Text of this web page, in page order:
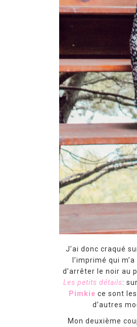
J’ai donc craqué
l’imprimé qui
d’arrêter le noir au
Les petits détails:
Pimkie ce sont
d’autres
Mon deuxième